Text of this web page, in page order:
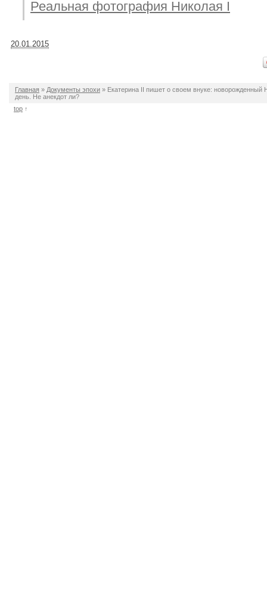
Реальная фотография Николая I
20.01.2015
Главная » Документы эпохи » Екатерина II пишет о своем внуке: новорожденный
день. Не анекдот ли?
top ↑